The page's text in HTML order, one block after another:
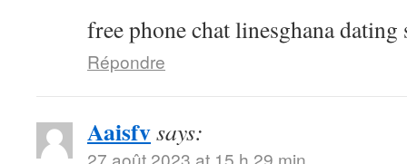
free phone chat linesghana dating
Répondre
Aaisfvsays:
27 août 2023 at 15 h 29 min